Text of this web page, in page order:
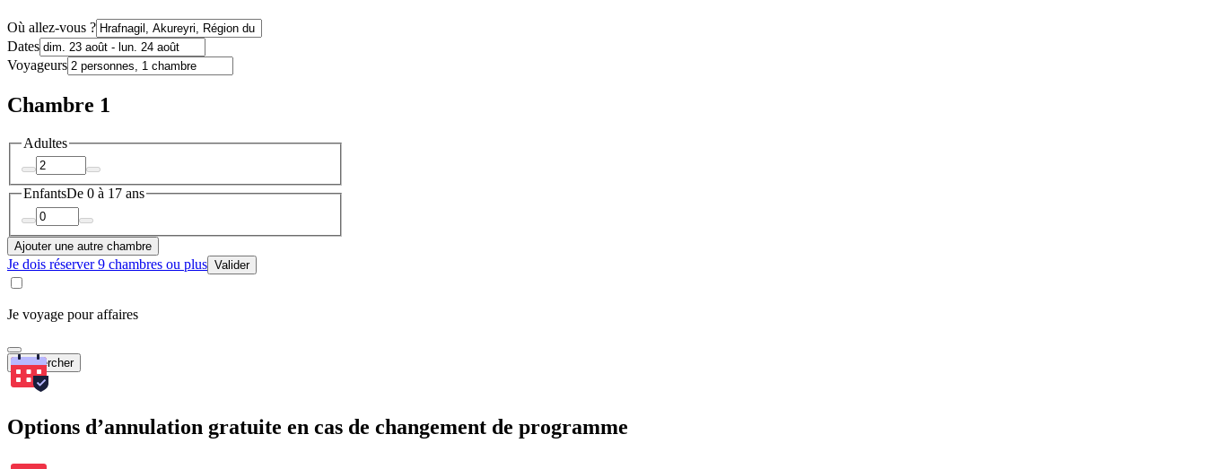
Où allez-vous ?
Dates
Voyageurs
Chambre 1
Adultes
EnfantsDe 0 à 17 ans
Ajouter une autre chambre
Je dois réserver 9 chambres ou plus Valider
Je voyage pour affaires
Rechercher
Options d’annulation gratuite en cas de changement de programme